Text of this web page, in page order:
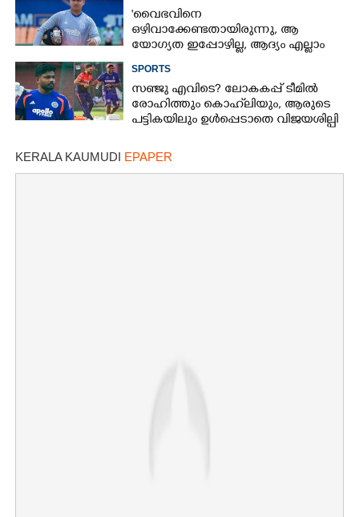
'വൈഭവിനെ
ഒഴിവാക്കേണ്ടതായിരുന്നു,​ ആ
യോഗ്യത ഇപ്പോഴില്ല, ആദ്യം എല്ലാം
ക്രിക്കറ്റ് താരം
SPORTS
സഞ്ജു എവിടെ? ലോകകപ്പ് ടീമിൽ
രോഹിത്തും കൊഹ്‌ലിയും, ആരുടെ
പട്ടികയിലും ഉൾപ്പെടാതെ വിജയശില്പി
KERALA KAUMUDI EPAPER